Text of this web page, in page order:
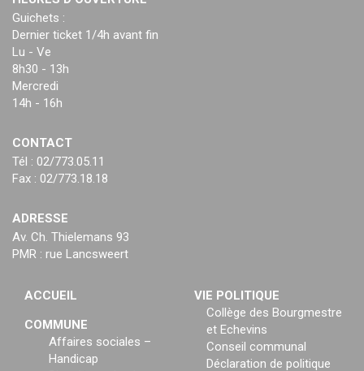
Guichets :
Dernier ticket 1/4h avant fin
Lu - Ve
8h30 - 13h
Mercredi
14h - 16h
CONTACT
Tél : 02/773.05.11
Fax : 02/773.18.18
ADRESSE
Av. Ch. Thielemans 93
PMR : rue Lancsweert
ACCUEIL
COMMUNE
Affaires sociales –
Handicap
VIE POLITIQUE
Collège des Bourgmestre
et Echevins
Conseil communal
Déclaration de politique